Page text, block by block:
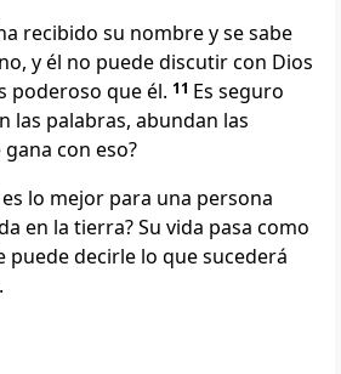
recibido su nombre y se sabe
y él no puede discutir con Dios
poderoso que él. 11 Es seguro
las palabras, abundan las
con eso?
lo mejor para una persona
en la tierra? Su vida pasa como
puede decirle lo que sucederá